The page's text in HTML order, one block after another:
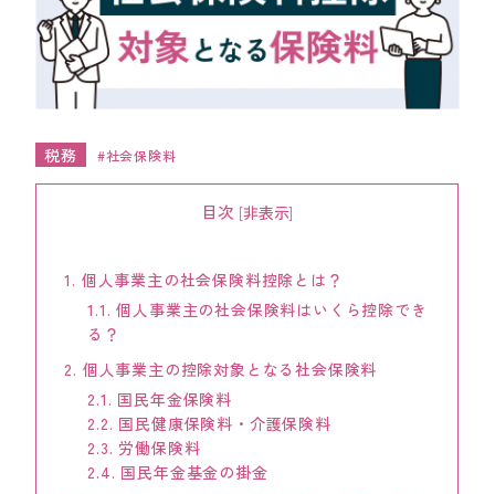
建設業関連サポート
ワンストップ士業サポート
建設業者様向け
キークレア社会保険労務士法人
キークレア不動産株式会社
KEYCREA KHM TAX & ACCOUNTING CO.,LTD.
提案事例
税務 社会保険料
目次 [非表示]
1. 個人事業主の社会保険料控除とは？
1.1. 個人事業主の社会保険料はいくら控除でき
る？
2. 個人事業主の控除対象となる社会保険料
2.1. 国民年金保険料
2.2. 国民健康保険料・介護保険料
2.3. 労働保険料
2.4. 国民年金基金の掛金